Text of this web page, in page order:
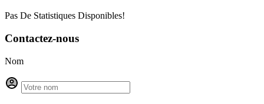
Pas De Statistiques Disponibles!
Contactez-nous
Nom